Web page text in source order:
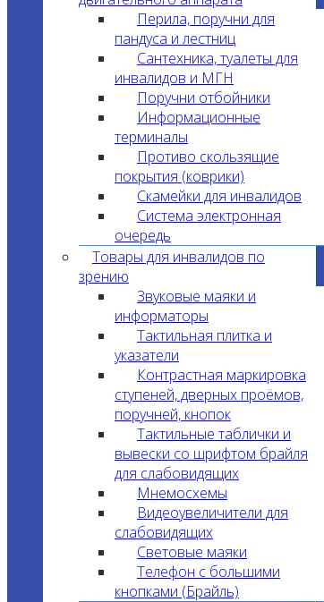
Перила, поручни для
пандуса и лестниц
Сантехника, туалеты для
инвалидов и МГН
Поручни отбойники
Информационные
терминалы
Противо скользящие
покрытия (коврики)
Скамейки для инвалидов
Система электронная
очередь
Товары для инвалидов по
зрению
Звуковые маяки и
информаторы
Тактильная плитка и
указатели
Контрастная маркировка
ступеней, дверных проёмов,
поручней, кнопок
Тактильные таблички и
вывески со шрифтом брайля
для слабовидящих
Мнемосхемы
Видеоувеличители для
слабовидящих
Световые маяки
Телефон с большими
кнопками (Брайль)